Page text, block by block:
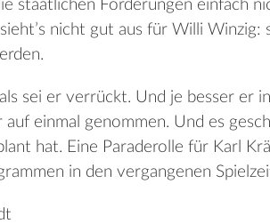
staatlichen Forderungen einfach
nicht gut aus für Willi Winzig:
sei er verrückt. Und je besser er
einmal genommen. Und es
hat. Eine Paraderolle für Karl
in den vergangenen